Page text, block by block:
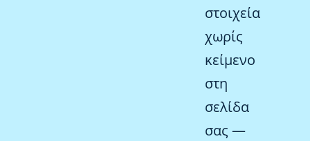
στοιχεία
χωρίς
κείμενο
στη
σελίδα
σας —